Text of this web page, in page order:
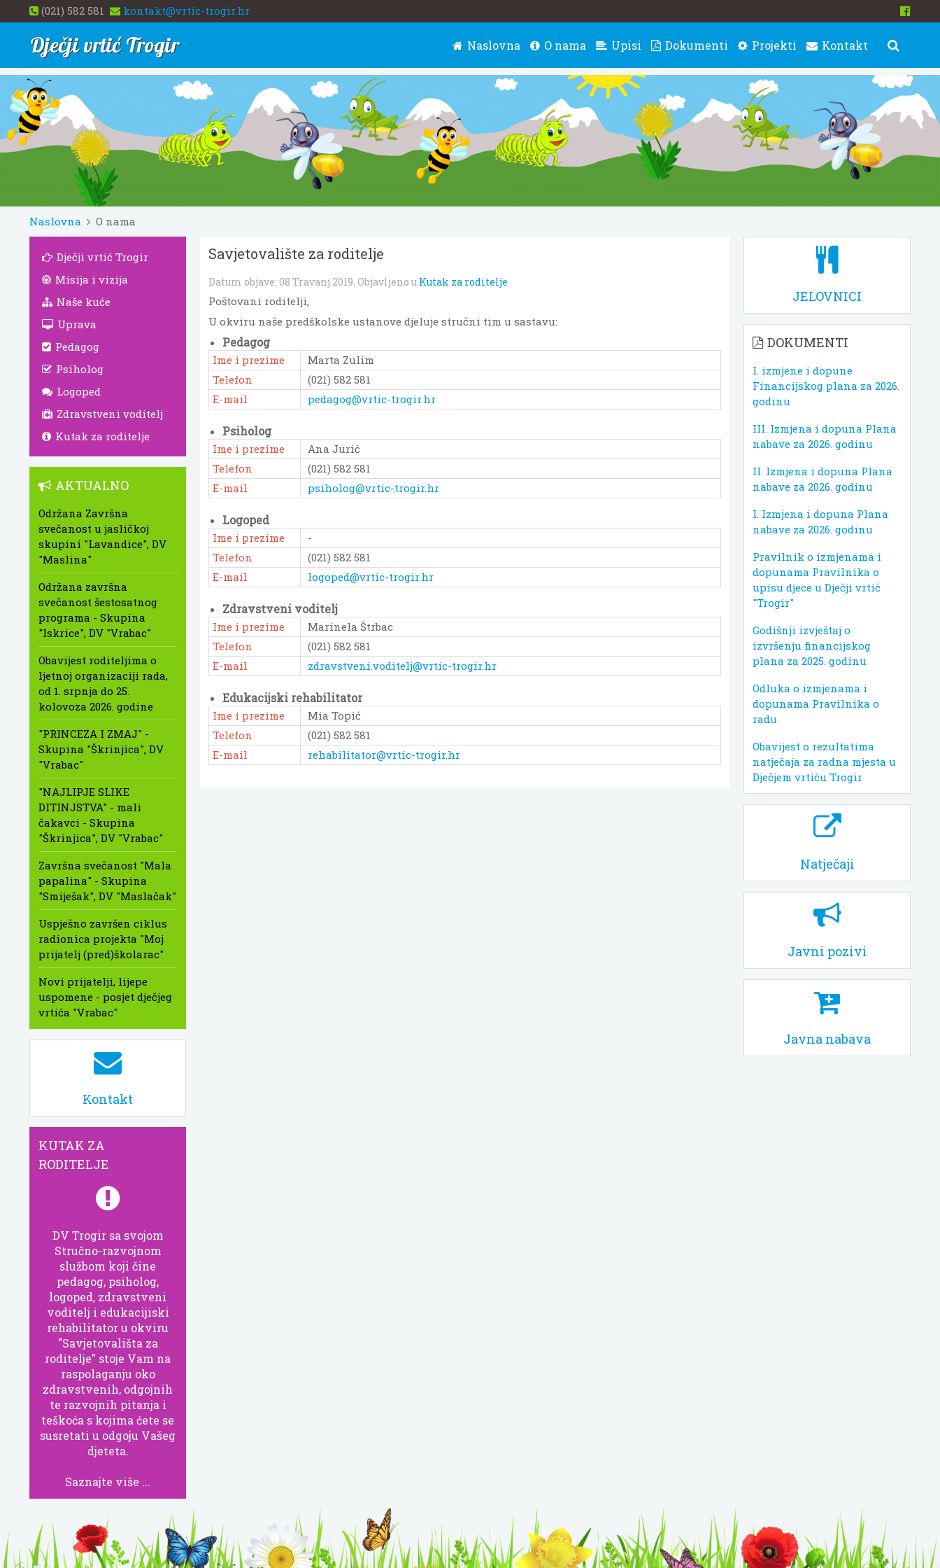
(021) 582 581 kontakt@vrtic-trogir.hr
Dječji vrtić Trogir Naslovna O nama Upisi Dokumenti Projekti Kontakt
Naslovna O nama
Savjetovalište za roditelje
Datum objave: 08 Travanj 2019. Objavljeno u Kutak za roditelje
Poštovani roditelji,
U okviru naše predškolske ustanove djeluje stručni tim u sastavu:
Pedagog
Ime i prezime
Marta Zulim
Telefon
(021) 582 581
E-mail
pedagog@vrtic-trogir.hr
Psiholog
Ime i prezime
Ana Jurić
Telefon
(021) 582 581
E-mail
psiholog@vrtic-trogir.hr
Logoped
Ime i prezime
-
Telefon
(021) 582 581
E-mail
logoped@vrtic-trogir.hr
Zdravstveni voditelj
Ime i prezime
Marinela Štrbac
Telefon
(021) 582 581
E-mail
zdravstveni.voditelj@vrtic-trogir.hr
Edukacijski rehabilitator
Ime i prezime
Mia Topić
Telefon
(021) 582 581
E-mail
rehabilitator@vrtic-trogir.hr
Dječji vrtić Trogir
Misija i vizija
Naše kuće
Uprava
Pedagog
Psiholog
Logoped
Zdravstveni voditelj
Kutak za roditelje
AKTUALNO
Održana Završna
svečanost u jasličkoj
skupini "Lavandice", DV
"Maslina"
Održana završna
svečanost šestosatnog
programa - Skupina
"Iskrice", DV "Vrabac"
Obavijest roditeljima o
ljetnoj organizaciji rada,
od 1. srpnja do 25.
kolovoza 2026. godine
"PRINCEZA I ZMAJ" -
Skupina "Škrinjica", DV
"Vrabac"
"NAJLIPJE SLIKE
DITINJSTVA" - mali
čakavci - Skupina
"Škrinjica", DV "Vrabac"
Završna svečanost "Mala
papalina" - Skupina
"Smiješak", DV "Maslačak"
Uspješno završen ciklus
radionica projekta "Moj
prijatelj (pred)školarac"
Novi prijatelji, lijepe
uspomene - posjet dječjeg
vrtića "Vrabac"
Kontakt
KUTAK ZA
RODITELJE
DV Trogir sa svojom
Stručno-razvojnom
službom koji čine
pedagog, psiholog,
logoped, zdravstveni
voditelj i edukacijiski
rehabilitator u okviru
"Savjetovališta za
roditelje" stoje Vam na
raspolaganju oko
zdravstvenih, odgojnih
te razvojnih pitanja i
teškoća s kojima ćete se
susretati u odgoju Vašeg
djeteta.
Saznajte više ...
JELOVNICI
DOKUMENTI
I. izmjene i dopune
Financijskog plana za 2026.
godinu
III. Izmjena i dopuna Plana
nabave za 2026. godinu
II. Izmjena i dopuna Plana
nabave za 2026. godinu
I. Izmjena i dopuna Plana
nabave za 2026. godinu
Pravilnik o izmjenama i
dopunama Pravilnika o
upisu djece u Dječji vrtić
"Trogir"
Godišnji izvještaj o
izvršenju financijskog
plana za 2025. godinu
Odluka o izmjenama i
dopunama Pravilnika o
radu
Obavijest o rezultatima
natječaja za radna mjesta u
Dječjem vrtiću Trogir
Natječaji
Javni pozivi
Javna nabava